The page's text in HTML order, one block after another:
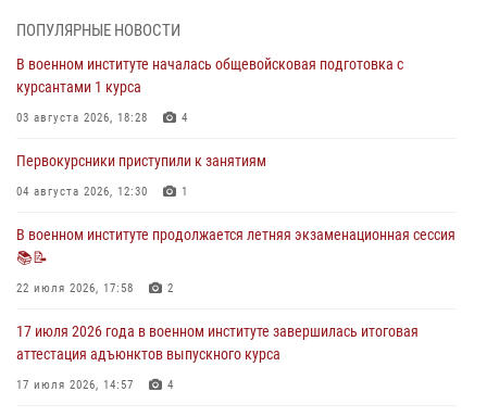
29 июля 2026, 06:45 2
29 июля 2026 года курсанты военного института успешно сдали
экзамен по вождению
29 июля 2026, 06:41 6
28 июля 2026 года в военном институте организована беседа и
праздничный молебен
В военном институте завершается летняя экзаменационная сессия
28 июля 2026, 10:41
ПОПУЛЯРНЫЕ НОВОСТИ
В военном институте началась общевойсковая подготовка с
курсантами 1 курса
03 августа 2026, 18:28 4
Первокурсники приступили к занятиям
04 августа 2026, 12:30 1
В военном институте продолжается летняя экзаменационная сессия
📚📝
22 июля 2026, 17:58 2
17 июля 2026 года в военном институте завершилась итоговая
аттестация адъюнктов выпускного курса
17 июля 2026, 14:57 4